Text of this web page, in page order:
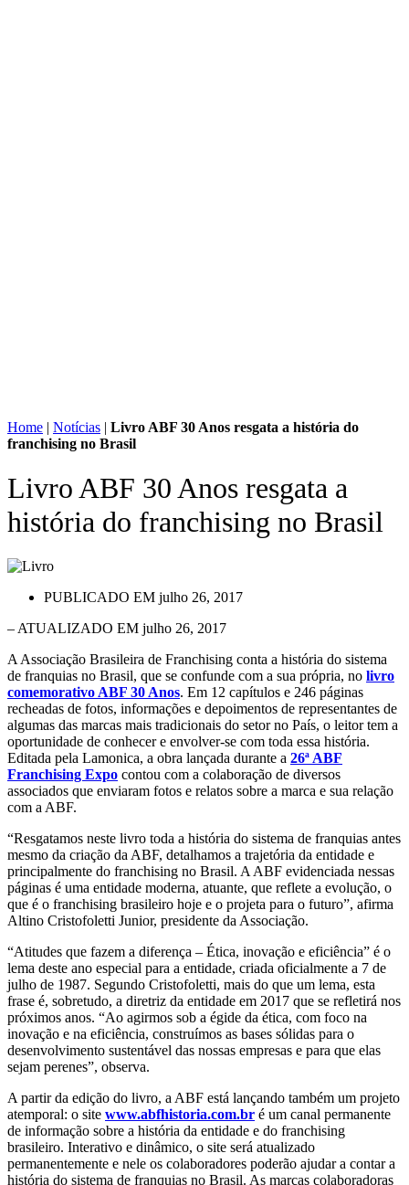
Home | Notícias | Livro ABF 30 Anos resgata a história do
franchising no Brasil
Livro ABF 30 Anos resgata a
história do franchising no Brasil
PUBLICADO EM julho 26, 2017
– ATUALIZADO EM julho 26, 2017
A Associação Brasileira de Franchising conta a história do sistema
de franquias no Brasil, que se confunde com a sua própria, no livro
comemorativo ABF 30 Anos. Em 12 capítulos e 246 páginas
recheadas de fotos, informações e depoimentos de representantes de
algumas das marcas mais tradicionais do setor no País, o leitor tem a
oportunidade de conhecer e envolver-se com toda essa história.
Editada pela Lamonica, a obra lançada durante a 26ª ABF
Franchising Expo contou com a colaboração de diversos
associados que enviaram fotos e relatos sobre a marca e sua relação
com a ABF.
“Resgatamos neste livro toda a história do sistema de franquias antes
mesmo da criação da ABF, detalhamos a trajetória da entidade e
principalmente do franchising no Brasil. A ABF evidenciada nessas
páginas é uma entidade moderna, atuante, que reflete a evolução, o
que é o franchising brasileiro hoje e o projeta para o futuro”, afirma
Altino Cristofoletti Junior, presidente da Associação.
“Atitudes que fazem a diferença – Ética, inovação e eficiência” é o
lema deste ano especial para a entidade, criada oficialmente a 7 de
julho de 1987. Segundo Cristofoletti, mais do que um lema, esta
frase é, sobretudo, a diretriz da entidade em 2017 que se refletirá nos
próximos anos. “Ao agirmos sob a égide da ética, com foco na
inovação e na eficiência, construímos as bases sólidas para o
desenvolvimento sustentável das nossas empresas e para que elas
sejam perenes”, observa.
A partir da edição do livro, a ABF está lançando também um projeto
atemporal: o site www.abfhistoria.com.br é um canal permanente
de informação sobre a história da entidade e do franchising
brasileiro. Interativo e dinâmico, o site será atualizado
permanentemente e nele os colaboradores poderão ajudar a contar a
história do sistema de franquias no Brasil. As marcas colaboradoras